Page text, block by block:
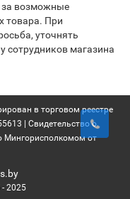
за возможные
товара. При
уточнять
сотрудников магазина
в торговом реестре
| Свидетельство о
Мингорисполкомом от
2025